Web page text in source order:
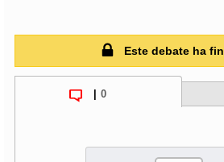
Este debate ha
0